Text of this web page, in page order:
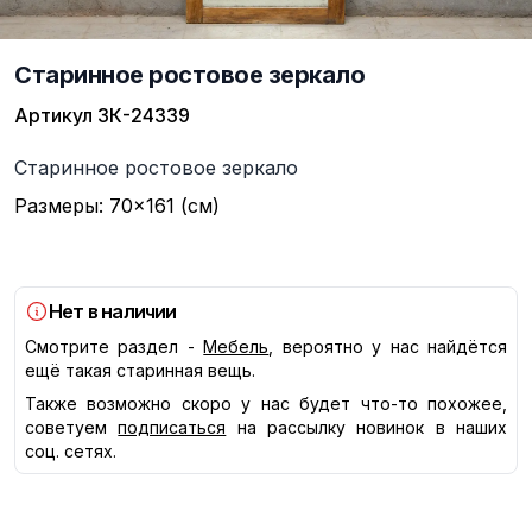
Старинное ростовое зеркало
Артикул ЗК-24339
Описание
Старинное ростовое зеркало
Размеры: 70×161 (см)
Нет в наличии
Смотрите раздел - Мебель , вероятно у нас найдётся
ещё такая старинная вещь.
Также возможно скоро у нас будет что-то похожее,
советуем
подписаться
на рассылку новинок в наших
соц. сетях.